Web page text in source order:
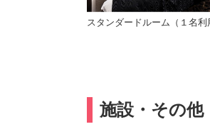
スタンダードルーム（１名利
施設・その他